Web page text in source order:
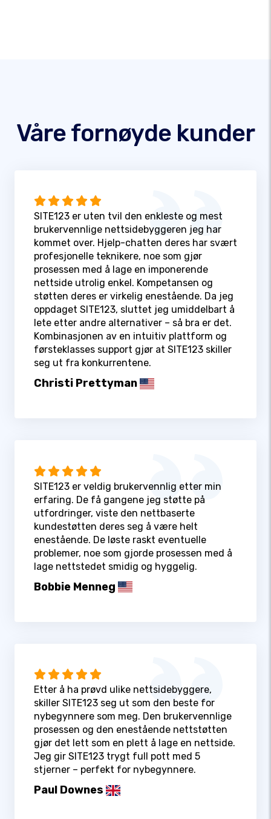
Våre fornøyde kunder
SITE123 er uten tvil den enkleste og mest
brukervennlige nettsidebyggeren jeg har
kommet over. Hjelp-chatten deres har svært
profesjonelle teknikere, noe som gjør
prosessen med å lage en imponerende
nettside utrolig enkel. Kompetansen og
støtten deres er virkelig enestående. Da jeg
oppdaget SITE123, sluttet jeg umiddelbart å
lete etter andre alternativer – så bra er det.
Kombinasjonen av en intuitiv plattform og
førsteklasses support gjør at SITE123 skiller
seg ut fra konkurrentene.
Christi Prettyman
SITE123 er veldig brukervennlig etter min
erfaring. De få gangene jeg støtte på
utfordringer, viste den nettbaserte
kundestøtten deres seg å være helt
enestående. De løste raskt eventuelle
problemer, noe som gjorde prosessen med å
lage nettstedet smidig og hyggelig.
Bobbie Menneg
Etter å ha prøvd ulike nettsidebyggere,
skiller SITE123 seg ut som den beste for
nybegynnere som meg. Den brukervennlige
prosessen og den enestående nettstøtten
gjør det lett som en plett å lage en nettside.
Jeg gir SITE123 trygt full pott med 5
stjerner – perfekt for nybegynnere.
Paul Downes